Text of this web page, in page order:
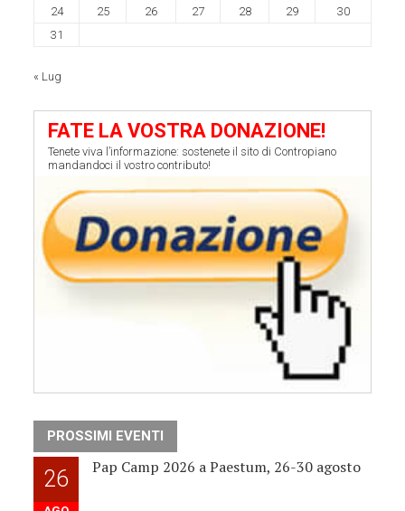
24
25 26 27 28 29
30
31
« Lug
FATE LA VOSTRA DONAZIONE!
Tenete viva l’informazione: sostenete il sito di Contropiano
mandandoci il vostro contributo!
PROSSIMI EVENTI
26 Pap Camp 2026 a Paestum, 26-30 agosto